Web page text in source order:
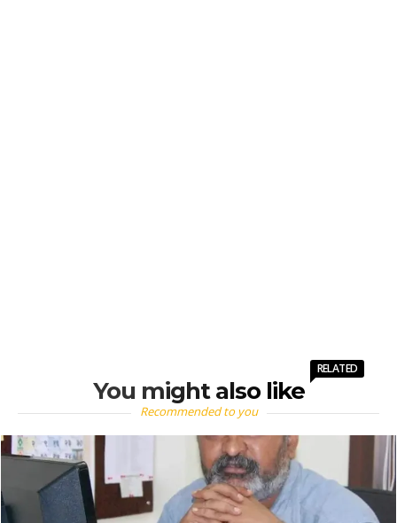
You might also like
RELATED
Recommended to you